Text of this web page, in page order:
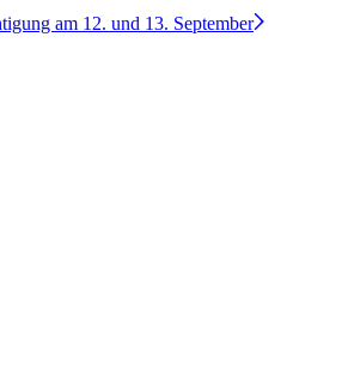
am 12. und 13. September